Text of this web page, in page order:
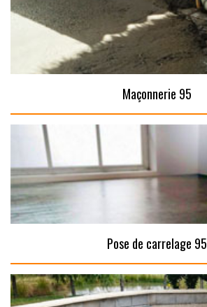
Maçonnerie 95
Pose de carrelage 95